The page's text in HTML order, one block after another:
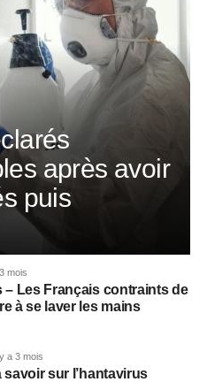
après avoir
puis
mois
– Les Français contraints de
à se laver les mains
a 3 mois
savoir sur l’hantavirus